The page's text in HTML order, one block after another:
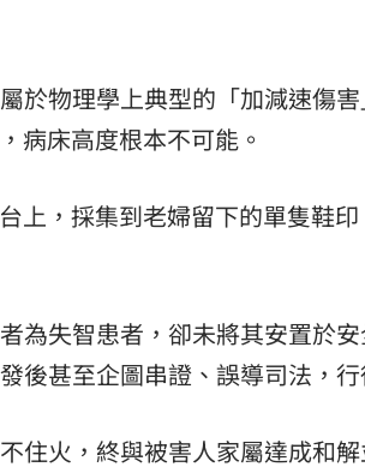
於物理學上典型的「加減速傷
病床高度根本不可能。
上，採集到老婦留下的單隻鞋
為失智患者，卻未將其安置於
後甚至企圖串證、誤導司法，行
住火，終與被害人家屬達成和